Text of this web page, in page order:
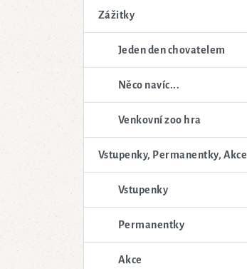
Zážitky
Jeden den chovatelem
Něco navíc...
Venkovní zoo hra
Vstupenky, Permanentky, Akce
Vstupenky
Permanentky
Akce